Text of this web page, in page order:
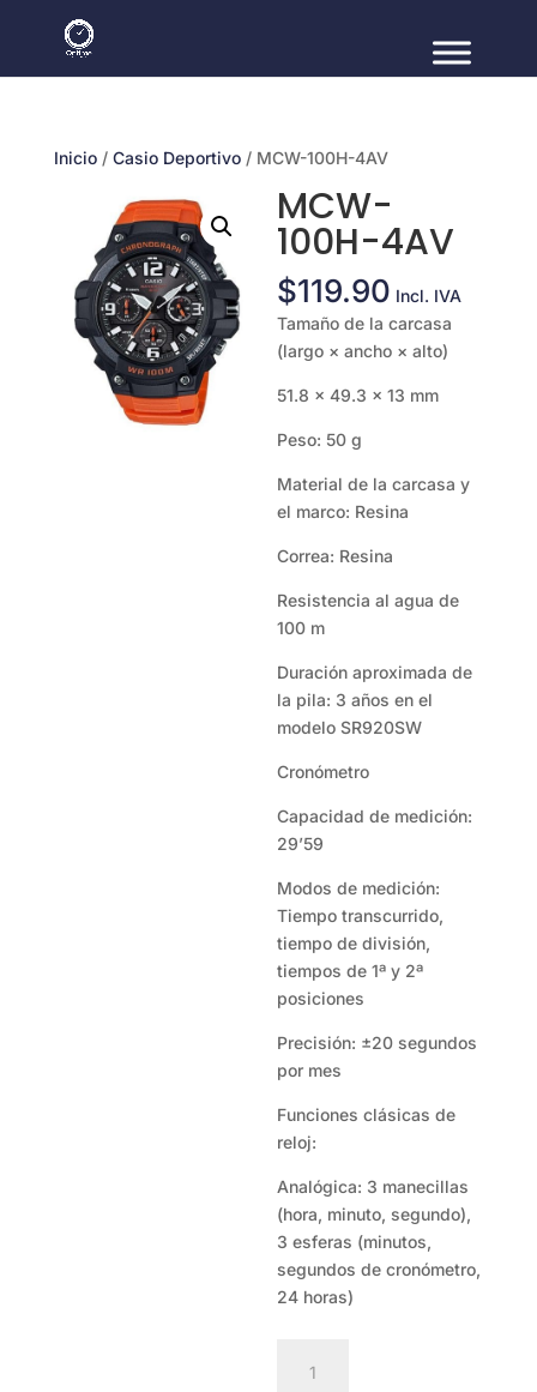
Inicio/ Casio Deportivo/ MCW-100H-4AV
MCW-
100H-4AV
$119.90 Incl. IVA
Tamaño de la carcasa
(largo × ancho × alto)
51.8 × 49.3 × 13 mm
Peso: 50 g
Material de la carcasa y
el marco: Resina
Correa: Resina
Resistencia al agua de
100 m
Duración aproximada de
la pila: 3 años en el
modelo SR920SW
Cronómetro
Capacidad de medición:
29’59
Modos de medición:
Tiempo transcurrido,
tiempo de división,
tiempos de 1ª y 2ª
posiciones
Precisión: ±20 segundos
por mes
Funciones clásicas de
reloj:
Analógica: 3 manecillas
(hora, minuto, segundo),
3 esferas (minutos,
segundos de cronómetro,
24 horas)
100H-